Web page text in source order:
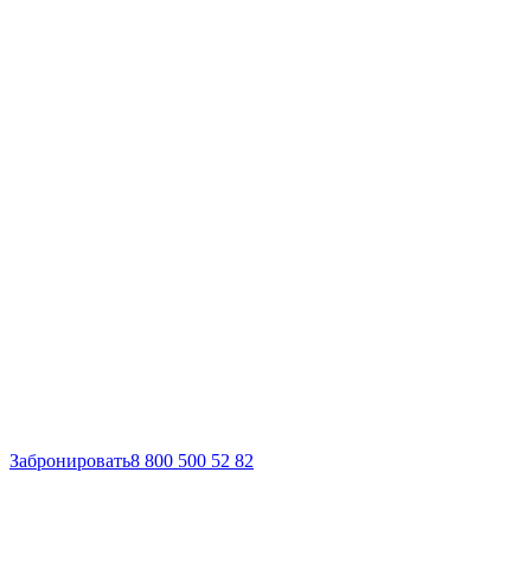
Забронировать8 800 500 52 82